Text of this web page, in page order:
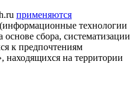
применяются
(информационные технологии
сбора, систематизации
к предпочтениям
находящихся на территории